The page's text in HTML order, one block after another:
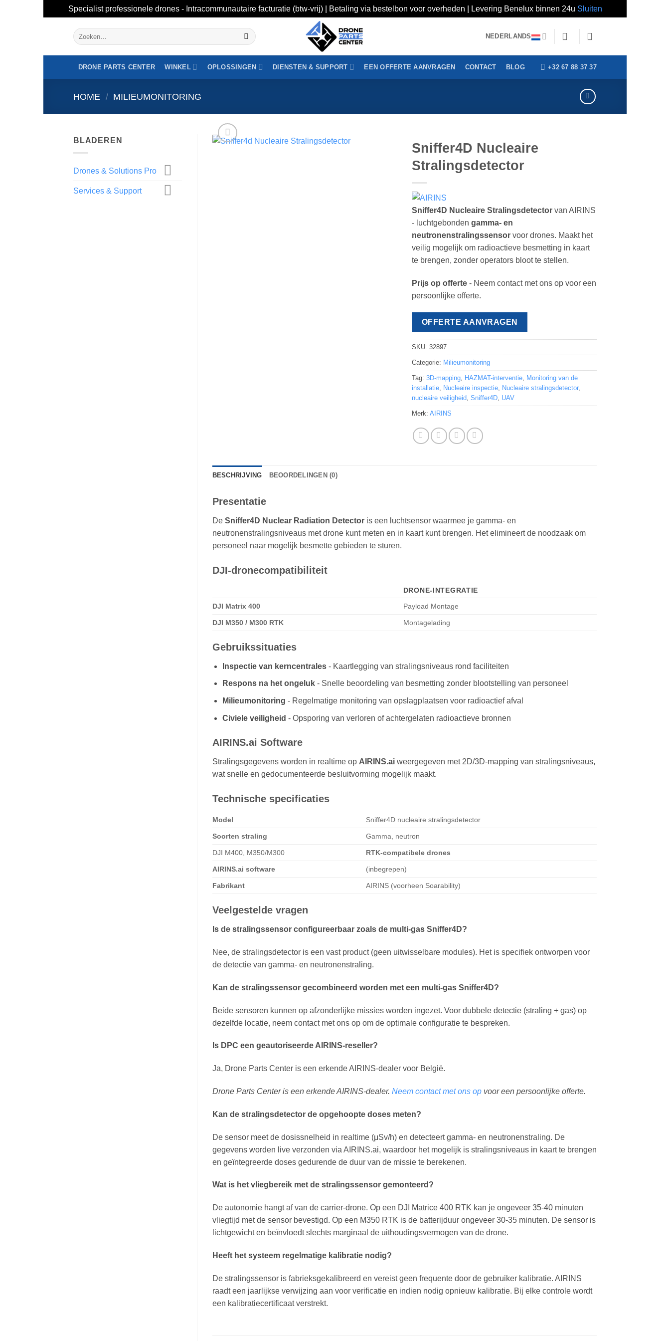
Specialist professionele drones - Intracommunautaire facturatie (btw-vrij) | Betaling via bestelbon voor overheden | Levering Benelux binnen 24u Sluiten
Zoeken
naar:
NEDERLANDS
DRONE PARTS CENTER WINKEL OPLOSSINGEN DIENSTEN & SUPPORT EEN OFFERTE AANVRAGEN CONTACT BLOG +32 67 88 37 37
HOME / MILIEUMONITORING
BLADEREN
Drones & Solutions Pro
Services & Support
Sniffer4D Nucleaire
Stralingsdetector
Sniffer4D Nucleaire Stralingsdetector van AIRINS
- luchtgebondengamma- en
neutronenstralingssensor voor drones. Maakt het
veilig mogelijk om radioactieve besmetting in kaart
te brengen, zonder operators bloot te stellen.
Prijs op offerte - Neem contact met ons op voor een
persoonlijke offerte.
OFFERTE AANVRAGEN
SKU:32897
Categorie: Milieumonitoring
Tag:3D-mapping, HAZMAT-interventie, Monitoring van de
installatie, Nucleaire inspectie, Nucleaire stralingsdetector,
nucleaire veiligheid,Sniffer4D, UAV
Merk:AIRINS
BESCHRIJVING BEOORDELINGEN (0)
Presentatie
De Sniffer4D Nuclear Radiation Detectoris een luchtsensor waarmee je gamma- en
neutronenstralingsniveaus met drone kunt meten en in kaart kunt brengen. Het elimineert de noodzaak om
personeel naar mogelijk besmette gebieden te sturen.
DJI-dronecompatibiliteit
DRONE-INTEGRATIE
DJI Matrix 400
Payload Montage
DJI M350 / M300 RTK Montagelading
Gebruikssituaties
Inspectie van kerncentrales - Kaartlegging van stralingsniveaus rond faciliteiten
Respons na het ongeluk - Snelle beoordeling van besmetting zonder blootstelling van personeel
Milieumonitoring - Regelmatige monitoring van opslagplaatsen voor radioactief afval
Civiele veiligheid - Opsporing van verloren of achtergelaten radioactieve bronnen
AIRINS.ai Software
Stralingsgegevens worden in realtime op AIRINS.aiweergegeven met 2D/3D-mapping van stralingsniveaus,
wat snelle en gedocumenteerde besluitvorming mogelijk maakt.
Technische specificaties
Model Sniffer4D nucleaire stralingsdetector
Soorten straling Gamma, neutron
DJI M400, M350/M300 RTK-compatibele drones
AIRINS.ai software (inbegrepen)
Fabrikant AIRINS (voorheen Soarability)
Veelgestelde vragen
Is de stralingssensor configureerbaar zoals de multi-gas Sniffer4D?
Nee, de stralingsdetector is een vast product (geen uitwisselbare modules). Het is specifiek ontworpen voor
de detectie van gamma- en neutronenstraling.
Kan de stralingssensor gecombineerd worden met een multi-gas Sniffer4D?
Beide sensoren kunnen op afzonderlijke missies worden ingezet. Voor dubbele detectie (straling + gas) op
dezelfde locatie, neem contact met ons op om de optimale configuratie te bespreken.
Is DPC een geautoriseerde AIRINS-reseller?
Ja, Drone Parts Center is een erkende AIRINS-dealer voor België.
Drone Parts Center is een erkende AIRINS-dealer. Neem contact met ons opvoor een persoonlijke offerte.
Kan de stralingsdetector de opgehoopte doses meten?
De sensor meet de dosissnelheid in realtime (μSv/h) en detecteert gamma- en neutronenstraling. De
gegevens worden live verzonden via AIRINS.ai, waardoor het mogelijk is stralingsniveaus in kaart te brengen
en geïntegreerde doses gedurende de duur van de missie te berekenen.
Wat is het vliegbereik met de stralingssensor gemonteerd?
De autonomie hangt af van de carrier-drone. Op een DJI Matrice 400 RTK kan je ongeveer 35-40 minuten
vliegtijd met de sensor bevestigd. Op een M350 RTK is de batterijduur ongeveer 30-35 minuten. De sensor is
lichtgewicht en beïnvloedt slechts marginaal de uithoudingsvermogen van de drone.
Heeft het systeem regelmatige kalibratie nodig?
De stralingssensor is fabrieksgekalibreerd en vereist geen frequente door de gebruiker kalibratie. AIRINS
raadt een jaarlijkse verwijzing aan voor verificatie en indien nodig opnieuw kalibratie. Bij elke controle wordt
een kalibratiecertificaat verstrekt.